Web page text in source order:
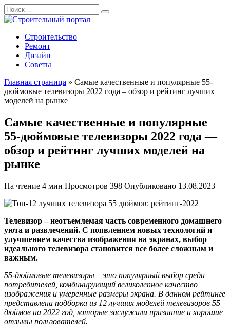
Перейти
к
содержанию
Search
for:
Строительство
Ремонт
Дизайн
Советы
Главная страница » Самые качественные и популярные 55-
дюймовые телевизоры 2022 года – обзор и рейтинг лучших
моделей на рынке
Самые качественные и популярные
55-дюймовые телевизоры 2022 года —
обзор и рейтинг лучших моделей на
рынке
На чтение 4 мин Просмотров 398 Опубликовано 13.08.2023
Телевизор – неотъемлемая часть современного домашнего
уюта и развлечений. С появлением новых технологий и
улучшением качества изображения на экранах, выбор
идеального телевизора становится все более сложным и
важным.
55-дюймовые телевизоры – это популярный выбор среди
потребителей, комбинирующий великолепное качество
изображения и умеренные размеры экрана. В данном рейтинге
представлена подборка из 12 лучших моделей телевизоров 55
дюймов на 2022 год, которые заслужили признание и хорошие
отзывы пользователей.